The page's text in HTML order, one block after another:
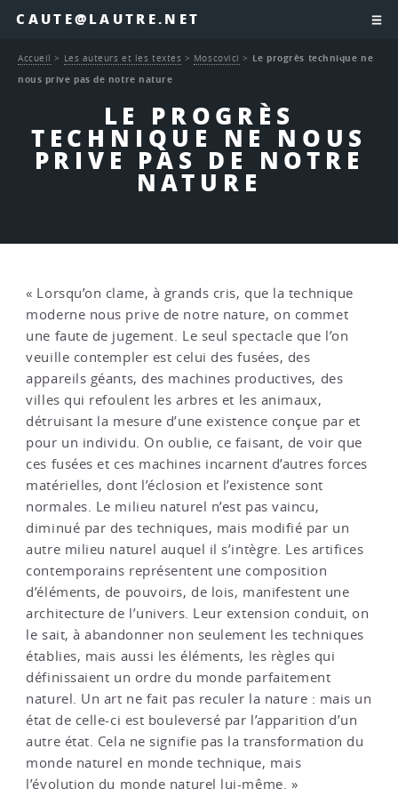
CAUTE@LAUTRE.NET
LE PROGRÈS
TECHNIQUE NE NOUS
PRIVE PAS DE NOTRE
NATURE
Accueil > Les auteurs et les textes > Moscovici > Le progrès technique ne
nous prive pas de notre nature
« Lorsqu’on clame, à grands cris, que la technique
moderne nous prive de notre nature, on commet
une faute de jugement. Le seul spectacle que l’on
veuille contempler est celui des fusées, des
appareils géants, des machines productives, des
villes qui refoulent les arbres et les animaux,
détruisant la mesure d’une existence conçue par et
pour un individu. On oublie, ce faisant, de voir que
ces fusées et ces machines incarnent d’autres forces
matérielles, dont l’éclosion et l’existence sont
normales. Le milieu naturel n’est pas vaincu,
diminué par des techniques, mais modifié par un
autre milieu naturel auquel il s’intègre. Les artifices
contemporains représentent une composition
d’éléments, de pouvoirs, de lois, manifestent une
architecture de l’univers. Leur extension conduit, on
le sait, à abandonner non seulement les techniques
établies, mais aussi les éléments, les règles qui
définissaient un ordre du monde parfaitement
naturel. Un art ne fait pas reculer la nature : mais un
état de celle-ci est bouleversé par l’apparition d’un
autre état. Cela ne signifie pas la transformation du
monde naturel en monde technique, mais
l’évolution du monde naturel lui-même. »